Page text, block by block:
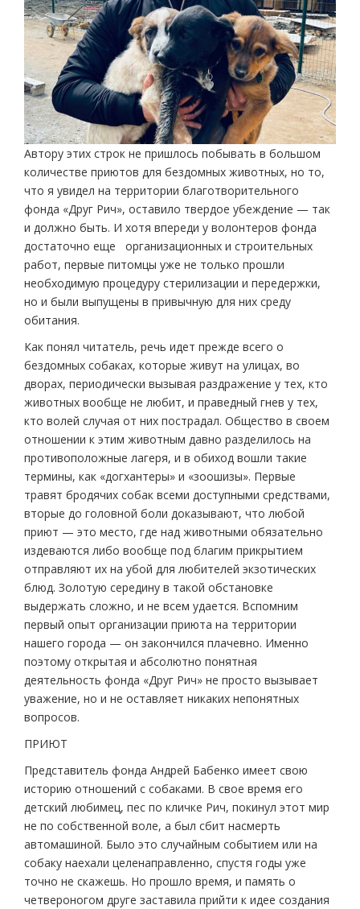
Автору этих строк не пришлось побывать в большом
количестве приютов для бездомных животных, но то,
что я увидел на территории благотворительного
фонда «Друг Рич», оставило твердое убеждение — так
и должно быть. И хотя впереди у волонтеров фонда
достаточно еще организационных и строительных
работ, первые питомцы уже не только прошли
необходимую процедуру стерилизации и передержки,
но и были выпущены в привычную для них среду
обитания.
Как понял читатель, речь идет прежде всего о
бездомных собаках, которые живут на улицах, во
дворах, периодически вызывая раздражение у тех, кто
животных вообще не любит, и праведный гнев у тех,
кто волей случая от них пострадал. Общество в своем
отношении к этим животным давно разделилось на
противоположные лагеря, и в обиход вошли такие
термины, как «догхантеры» и «зоошизы». Первые
травят бродячих собак всеми доступными средствами,
вторые до головной боли доказывают, что любой
приют — это место, где над животными обязательно
издеваются либо вообще под благим прикрытием
отправляют их на убой для любителей экзотических
блюд. Золотую середину в такой обстановке
выдержать сложно, и не всем удается. Вспомним
первый опыт организации приюта на территории
нашего города — он закончился плачевно. Именно
поэтому открытая и абсолютно понятная
деятельность фонда «Друг Рич» не просто вызывает
уважение, но и не оставляет никаких непонятных
вопросов.
ПРИЮТ
Представитель фонда Андрей Бабенко имеет свою
историю отношений с собаками. В свое время его
детский любимец, пес по кличке Рич, покинул этот мир
не по собственной воле, а был сбит насмерть
автомашиной. Было это случайным событием или на
собаку наехали целенаправленно, спустя годы уже
точно не скажешь. Но прошло время, и память о
четвероногом друге заставила прийти к идее создания